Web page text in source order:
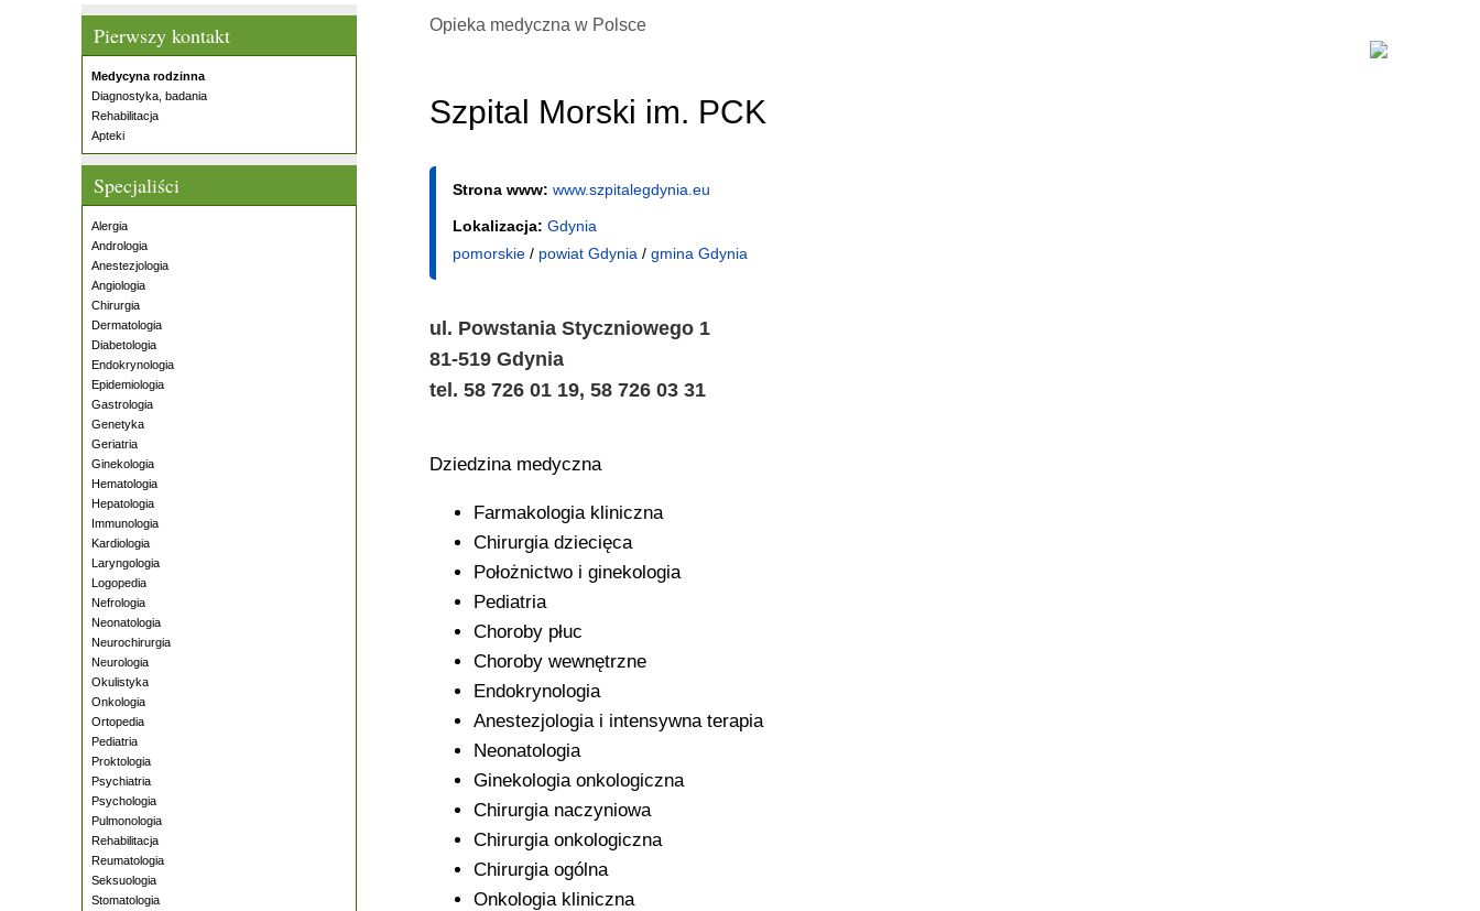
Pierwszy kontakt
Medycyna rodzinna
Diagnostyka, badania
Rehabilitacja
Apteki
Specjaliści
Alergia
Andrologia
Anestezjologia
Angiologia
Chirurgia
Dermatologia
Diabetologia
Endokrynologia
Epidemiologia
Gastrologia
Genetyka
Geriatria
Ginekologia
Hematologia
Hepatologia
Immunologia
Kardiologia
Laryngologia
Logopedia
Nefrologia
Neonatologia
Neurochirurgia
Neurologia
Okulistyka
Onkologia
Ortopedia
Pediatria
Proktologia
Psychiatria
Psychologia
Pulmonologia
Rehabilitacja
Reumatologia
Seksuologia
Stomatologia
Opieka medyczna w Polsce
Szpital Morski im. PCK
Strona www: www.szpitalegdynia.eu
Lokalizacja: Gdynia
pomorskie / powiat Gdynia / gmina Gdynia
ul. Powstania Styczniowego 1
81-519 Gdynia
tel. 58 726 01 19, 58 726 03 31
Dziedzina medyczna
Farmakologia kliniczna
Chirurgia dziecięca
Położnictwo i ginekologia
Pediatria
Choroby płuc
Choroby wewnętrzne
Endokrynologia
Anestezjologia i intensywna terapia
Neonatologia
Ginekologia onkologiczna
Chirurgia naczyniowa
Chirurgia onkologiczna
Chirurgia ogólna
Onkologia kliniczna